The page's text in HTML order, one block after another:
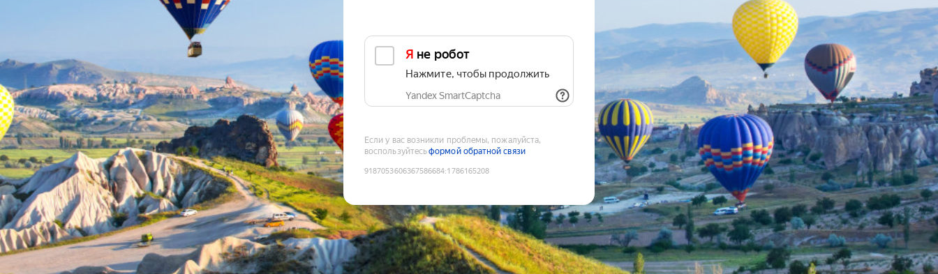
Я не робот
Нажмите, чтобы продолжить
Yandex SmartCaptcha
Если у вас возникли проблемы, пожалуйста,
воспользуйтесьформой обратной связи
9187053606367586684:1786165208